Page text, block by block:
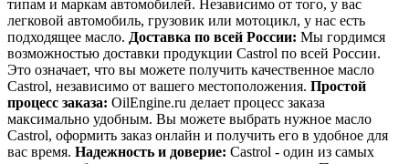
типам и маркам автомобилей. Независимо от того, у вас
легковой автомобиль, грузовик или мотоцикл, у нас есть
подходящее масло. Доставка по всей России: Мы гордимся
возможностью доставки продукции Castrol по всей России.
Это означает, что вы можете получить качественное масло
Castrol, независимо от вашего местоположения. Простой
процесс заказа: OilEngine.ru делает процесс заказа
максимально удобным. Вы можете выбрать нужное масло
Castrol, оформить заказ онлайн и получить его в удобное для
вас время. Надежность и доверие: Castrol - один из самых